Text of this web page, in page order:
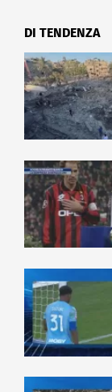
DI TENDENZA